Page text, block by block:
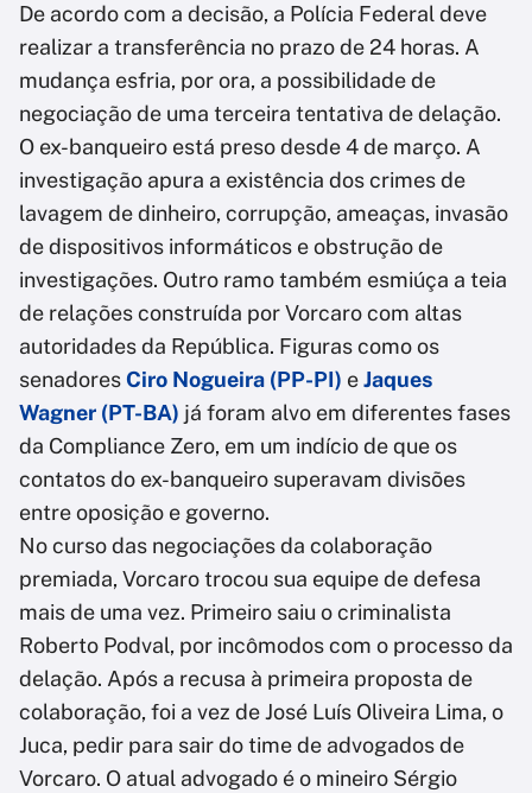
De acordo com a decisão, a Polícia Federal deve
realizar a transferência no prazo de 24 horas. A
mudança esfria, por ora, a possibilidade de
negociação de uma terceira tentativa de delação.
O ex-banqueiro está preso desde 4 de março. A
investigação apura a existência dos crimes de
lavagem de dinheiro, corrupção, ameaças, invasão
de dispositivos informáticos e obstrução de
investigações. Outro ramo também esmiúça a teia
de relações construída por Vorcaro com altas
autoridades da República. Figuras como os
senadoresCiro Nogueira (PP-PI) eJaques
Wagner (PT-BA) já foram alvo em diferentes fases
da Compliance Zero, em um indício de que os
contatos do ex-banqueiro superavam divisões
entre oposição e governo.
No curso das negociações da colaboração
premiada, Vorcaro trocou sua equipe de defesa
mais de uma vez. Primeiro saiu o criminalista
Roberto Podval, por incômodos com o processo da
delação. Após a recusa à primeira proposta de
colaboração, foi a vez de José Luís Oliveira Lima, o
Juca, pedir para sair do time de advogados de
Vorcaro. O atual advogado é o mineiro Sérgio